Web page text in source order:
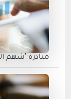
مبادرة "شهم